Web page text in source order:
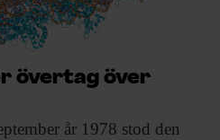
övertag över
år 1978 stod den